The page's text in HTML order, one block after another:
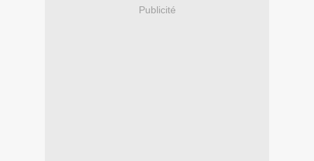
Publicité